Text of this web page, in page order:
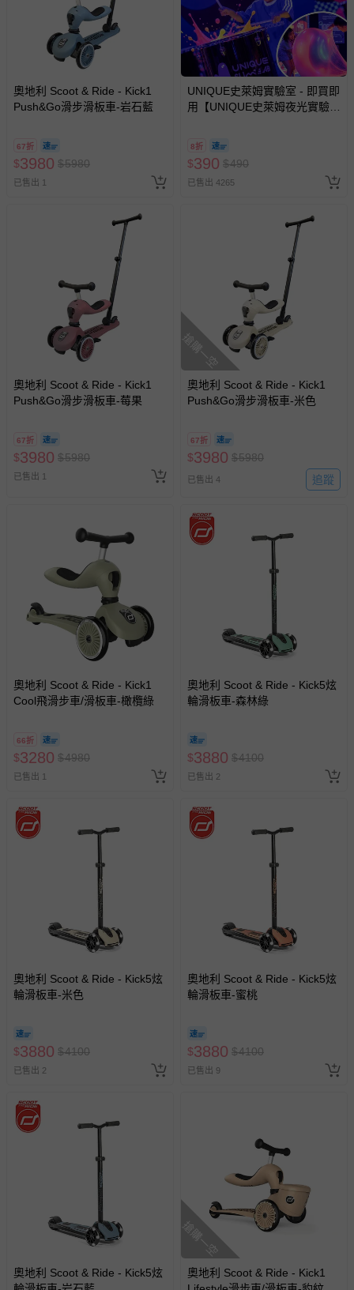
式、折價券與購物金的使用、退貨及商品運送方式等有疑
問，你可詳見：媽咪愛客服中心。
預購商品：預購為海外同步代購，遇缺貨即會通知媽咪並協
助取消退款事宜。
商品如因「價格、組合」等錯誤原因，導致無法安排出貨，
會主動以簡訊及mail通知訂單取消事宜，並將提供適當補
奧地利 Scoot & Ride - Kick1
Push&Go滑步滑板車-岩石藍
67折
$3980 $5980
已售出 1
UNIQUE史萊姆實驗室 - 即買即
用【UNIQUE史萊姆夜光實驗室
訂單編號兌換，逾期作廢) (大
人小孩均一價(3歲以上需購票))
8折
$390 $490
已售出 4265
奧地利 Scoot & Ride - Kick1
Push&Go滑步滑板車-莓果
67折
$3980 $5980
已售出 1
搶購一空
奧地利 Scoot & Ride - Kick1
Push&Go滑步滑板車-米色
67折
$3980 $5980
已售出 4 追蹤
奧地利 Scoot & Ride - Kick1
Cool飛滑步車/滑板車-橄欖綠
66折
$3280 $4980
已售出 1
奧地利 Scoot & Ride - Kick5炫
輪滑板車-森林綠
$3880 $4100
已售出 2
奧地利 Scoot & Ride - Kick5炫
輪滑板車-米色
$3880 $4100
已售出 2
奧地利 Scoot & Ride - Kick5炫
輪滑板車-蜜桃
$3880 $4100
已售出 9
奧地利 Scoot & Ride - Kick5炫
搶購一空
奧地利 Scoot & Ride - Kick1